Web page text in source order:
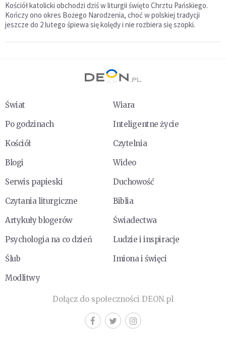
Kościół katolicki obchodzi dziś w liturgii święto Chrztu Pańskiego.
Kończy ono okres Bożego Narodzenia, choć w polskiej tradycji
jeszcze do 2 lutego śpiewa się kolędy i nie rozbiera się szopki.
Świat
Wiara
Po godzinach
Inteligentne życie
Kościół
Czytelnia
Blogi
Wideo
Serwis papieski
Duchowość
Czytania liturgiczne
Biblia
Artykuły blogerów
Świadectwa
Psychologia na co dzień
Ludzie i inspiracje
Ślub
Imiona i święci
Modlitwy
Dołącz do społeczności DEON.pl